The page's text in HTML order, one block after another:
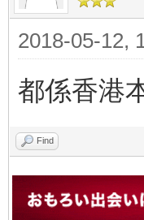
2018-05-12,
都係香港
Find